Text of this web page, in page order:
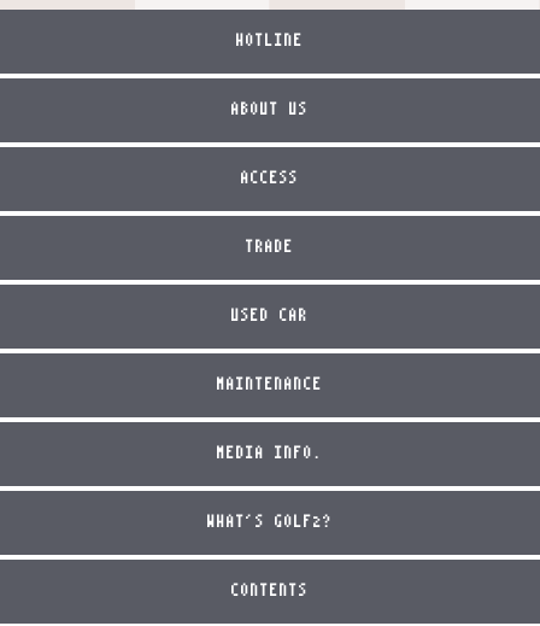
HOTLINE
ABOUT US
ACCESS
TRADE
USED CAR
MAINTENANCE
MEDIA INFO.
WHAT'S GOLF2?
CONTENTS